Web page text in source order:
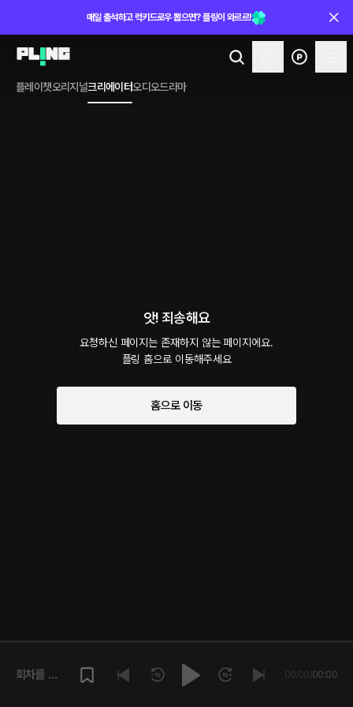
매일 출석하고 럭키드로우 뽑으면? 플링이 와르르!
플레이챗오리지널크리에이터오디오드라마
앗! 죄송해요
요청하신 페이지는 존재하지 않는 페이지에요.
플링 홈으로 이동해주세요
홈으로 이동
회차를 재
00:00/00:00